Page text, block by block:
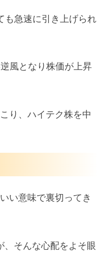
も急速に引き上げられ
風となり株価が上昇
り、ハイテク株を中
い意味で裏切ってき
、そんな心配をよそ眼